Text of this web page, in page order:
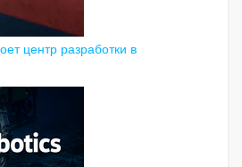
центр разработки в